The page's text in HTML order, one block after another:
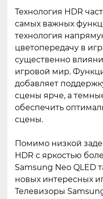
Технология HDR
самых важных
технология
цветопередачу в
существенно
игровой мир.
добавляет
сцены ярче, а
обеспечить
сцены.
Помимо низкой
HDR с яркостью
Samsung Neo QLED
новых интересных
Телевизоры